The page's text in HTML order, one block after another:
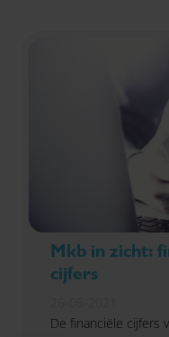
Mkb in zicht:
cijfers
De financiële cijfers